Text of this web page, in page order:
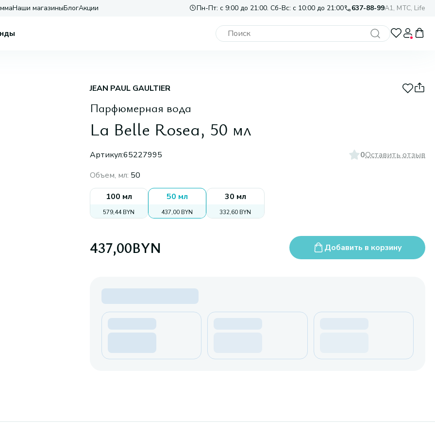
Наши магазиныБлогАкции Пн-Пт: с 9:00 до 21:00. Сб-Вс: с 10:00 до 21:00 637-88-99A1, МТС, Life
JEAN PAUL GAULTIER
Парфюмерная вода
La Belle Rosea, 50 мл
Артикул:65227995 0Оставить отзыв
Объем, мл: 50
100 мл
579,44 BYN
50 мл
437,00 BYN
30 мл
332,60 BYN
437,00BYN Добавить в корзину